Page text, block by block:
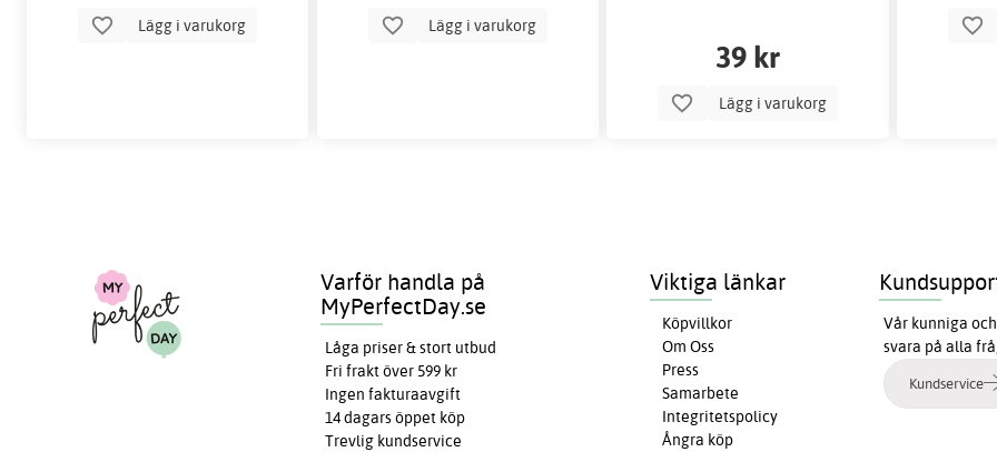
Lägg i varukorg Lägg i varukorg
39 kr
Lägg i varukorg
Varför handla på
MyPerfectDay.se
Låga priser & stort utbud
Fri frakt över 599 kr
Ingen fakturaavgift
14 dagars öppet köp
Trevlig kundservice
Viktiga länkar
Köpvillkor
Om Oss
Press
Samarbete
Integritetspolicy
Ångra köp
Vår kunniga
svara på alla
Kundservice